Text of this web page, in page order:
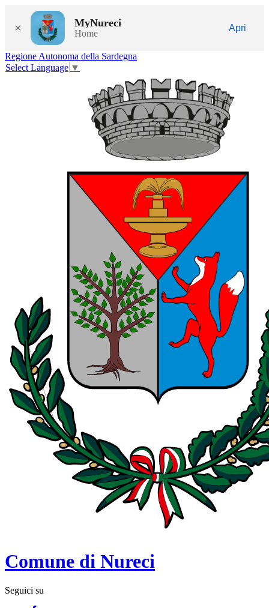
× MyNureci
Home
Apri
Regione Autonoma della Sardegna
Select Language ▼
Comune di Nureci
Seguici su